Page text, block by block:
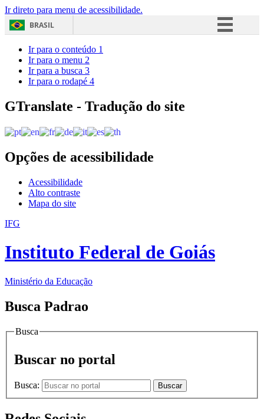
Ir direto para menu de acessibilidade.
BRASIL
Acesso à informação
Ir para o conteúdo 1
Ir para o menu 2
Ir para a busca 3
Ir para o rodapé 4
GTranslate - Tradução do site
Opções de acessibilidade
Acessibilidade
Alto contraste
Mapa do site
IFG
Instituto Federal de Goiás
Ministério da Educação
Busca Padrao
Busca
Buscar no portal
Busca: Buscar